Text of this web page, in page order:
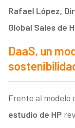
Rafael López,
Global Sales de
DaaS, un
Frente al modelo
estudio de HP